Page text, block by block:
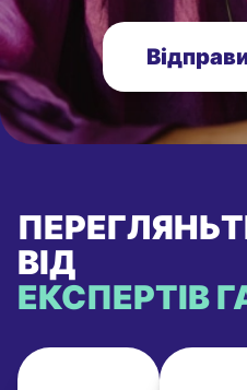
ВІД
ЕКСПЕРТІВ